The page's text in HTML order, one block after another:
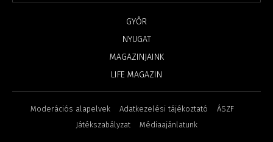
GYŐR
NYUGAT
MAGAZINJAINK
LIFE MAGAZIN
Moderációs alapelvek Adatkezelési tájékoztató
ÁSZF
Játékszabályzat
Médiaajánlatunk